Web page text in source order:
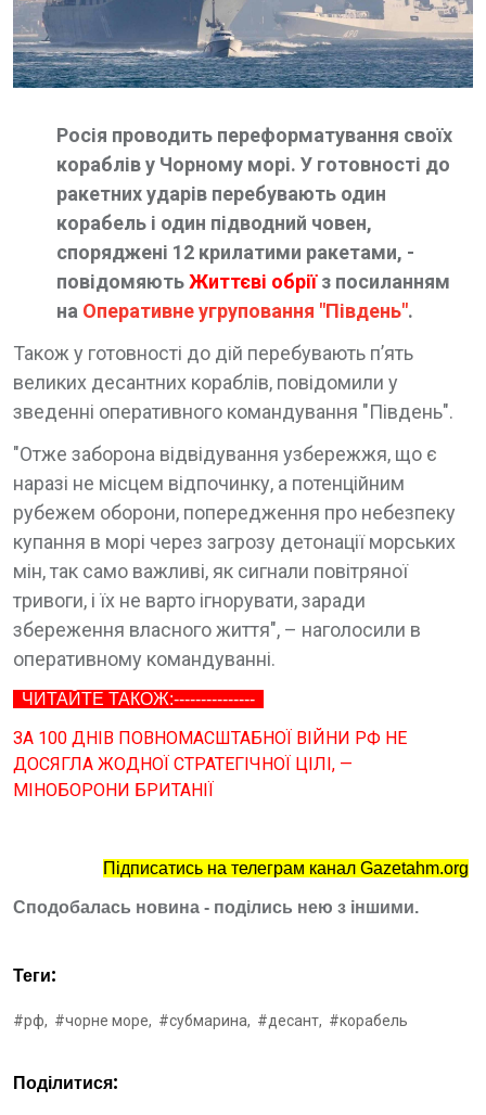
Росія проводить переформатування своїх
кораблів у Чорному морі. У готовності до
ракетних ударів перебувають один
корабель і один підводний човен,
споряджені 12 крилатими ракетами, -
повідомяютьЖиттєві обріїз посиланням
на Оперативне угруповання "Південь".
Також у готовності до дій перебувають пʼять
великих десантних кораблів, повідомили у
зведенні оперативного командування "Південь".
"Отже заборона відвідування узбережжя, що є
наразі не місцем відпочинку, а потенційним
рубежем оборони, попередження про небезпеку
купання в морі через загрозу детонації морських
мін, так само важливі, як сигнали повітряної
тривоги, і їх не варто ігнорувати, заради
збереження власного життя", – наголосили в
оперативному командуванні.
ЧИТАЙТЕ ТАКОЖ:---------------
ЗА 100 ДНІВ ПОВНОМАСШТАБНОЇ ВІЙНИ РФ НЕ
ДОСЯГЛА ЖОДНОЇ СТРАТЕГІЧНОЇ ЦІЛІ, —
МІНОБОРОНИ БРИТАНІЇ
Підписатись на телеграм канал Gazetahm.org
Сподобалась новина - поділись нею з іншими.
Теги:
#рф, #чорне море, #субмарина, #десант, #корабель
Поділитися: